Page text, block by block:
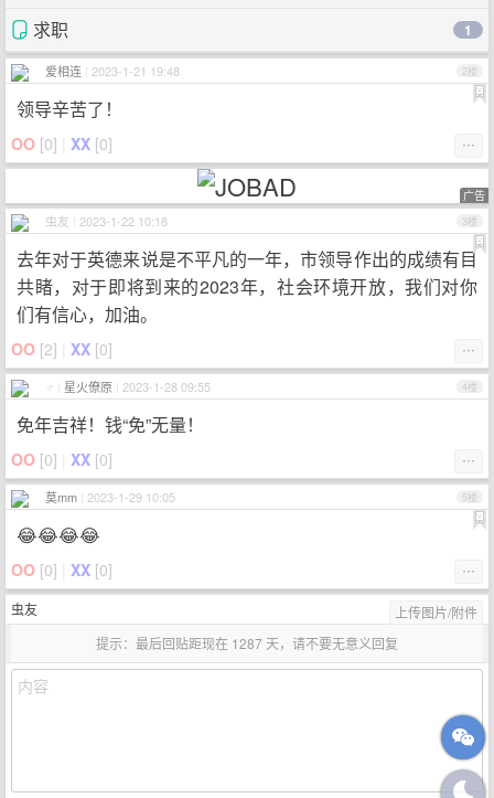
求职 1
爱相连 2023-1-21 19:48 2楼
领导辛苦了！
⋯
OO [0] XX [0]
广告
虫友 2023-1-22 10:18 3楼
去年对于英德来说是不平凡的一年，市领导作出的成绩有目
共睹，对于即将到来的2023年，社会环境开放，我们对你
们有信心，加油。
⋯
OO [2] XX [0]
♂ 星火僚原 2023-1-28 09:55 4楼
免年吉祥！钱“免”无量！
⋯
OO [0] XX [0]
莫mm 2023-1-29 10:05 5楼
😂😂😂😂
⋯
OO [0] XX [0]
上传图片/附件
虫友
提示：最后回贴距现在 1287 天，请不要无意义回复